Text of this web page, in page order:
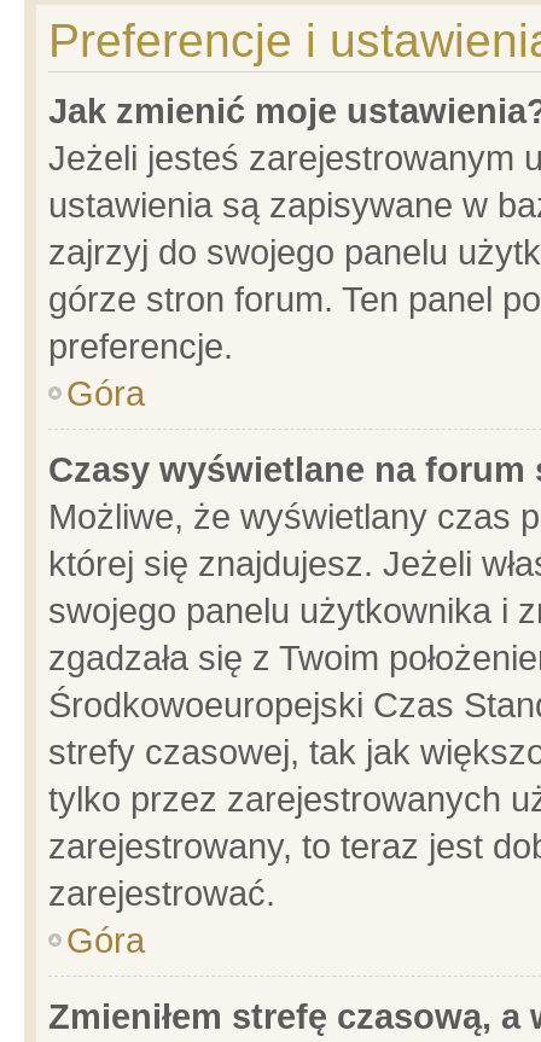
Preferencje i
Jak zmienić moje
Jeżeli jesteś zarejestrowanym
ustawienia są zapisywane w
zajrzyj do swojego panelu
górze stron forum. Ten panel
preferencje.
Góra
Czasy wyświetlane na forum
Możliwe, że wyświetlany czas
której się znajdujesz. Jeżeli
swojego panelu użytkownika i
zgadzała się z Twoim
Środkowoeuropejski Czas
strefy czasowej, tak jak
tylko przez zarejestrowanych
zarejestrowany, to teraz jest
zarejestrować.
Góra
Zmieniłem strefę czasową,